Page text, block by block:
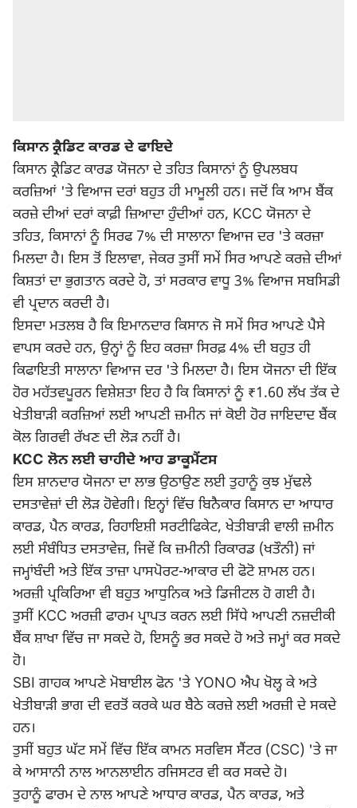
ਕਿਸਾਨ ਕ੍ਰੈਡਿਟ ਕਾਰਡ ਦੇ ਫਾਇਦੇ
ਕਿਸਾਨ ਕ੍ਰੈਡਿਟ ਕਾਰਡ ਯੋਜਨਾ ਦੇ ਤਹਿਤ ਕਿਸਾਨਾਂ ਨੂੰ ਉਪਲਬਧ
ਕਰਜ਼ਿਆਂ 'ਤੇ ਵਿਆਜ ਦਰਾਂ ਬਹੁਤ ਹੀ ਮਾਮੂਲੀ ਹਨ। ਜਦੋਂ ਕਿ ਆਮ ਬੈਂਕ
ਕਰਜ਼ੇ ਦੀਆਂ ਦਰਾਂ ਕਾਫ਼ੀ ਜ਼ਿਆਦਾ ਹੁੰਦੀਆਂ ਹਨ, KCC ਯੋਜਨਾ ਦੇ
ਤਹਿਤ, ਕਿਸਾਨਾਂ ਨੂੰ ਸਿਰਫ 7% ਦੀ ਸਾਲਾਨਾ ਵਿਆਜ ਦਰ 'ਤੇ ਕਰਜ਼ਾ
ਮਿਲਦਾ ਹੈ। ਇਸ ਤੋਂ ਇਲਾਵਾ, ਜੇਕਰ ਤੁਸੀਂ ਸਮੇਂ ਸਿਰ ਆਪਣੇ ਕਰਜ਼ੇ ਦੀਆਂ
ਕਿਸ਼ਤਾਂ ਦਾ ਭੁਗਤਾਨ ਕਰਦੇ ਹੋ, ਤਾਂ ਸਰਕਾਰ ਵਾਧੂ 3% ਵਿਆਜ ਸਬਸਿਡੀ
ਵੀ ਪ੍ਰਦਾਨ ਕਰਦੀ ਹੈ।
ਇਸਦਾ ਮਤਲਬ ਹੈ ਕਿ ਇਮਾਨਦਾਰ ਕਿਸਾਨ ਜੋ ਸਮੇਂ ਸਿਰ ਆਪਣੇ ਪੈਸੇ
ਵਾਪਸ ਕਰਦੇ ਹਨ, ਉਨ੍ਹਾਂ ਨੂੰ ਇਹ ਕਰਜ਼ਾ ਸਿਰਫ਼ 4% ਦੀ ਬਹੁਤ ਹੀ
ਕਿਫਾਇਤੀ ਸਾਲਾਨਾ ਵਿਆਜ ਦਰ 'ਤੇ ਮਿਲਦਾ ਹੈ। ਇਸ ਯੋਜਨਾ ਦੀ ਇੱਕ
ਹੋਰ ਮਹੱਤਵਪੂਰਨ ਵਿਸ਼ੇਸ਼ਤਾ ਇਹ ਹੈ ਕਿ ਕਿਸਾਨਾਂ ਨੂੰ ₹1.60 ਲੱਖ ਤੱਕ ਦੇ
ਖੇਤੀਬਾੜੀ ਕਰਜ਼ਿਆਂ ਲਈ ਆਪਣੀ ਜ਼ਮੀਨ ਜਾਂ ਕੋਈ ਹੋਰ ਜਾਇਦਾਦ ਬੈਂਕ
ਕੋਲ ਗਿਰਵੀ ਰੱਖਣ ਦੀ ਲੋੜ ਨਹੀਂ ਹੈ।
KCC ਲੋਨ ਲਈ ਚਾਹੀਦੇ ਆਹ ਡਾਕੂਮੈਂਟਸ
ਇਸ ਸ਼ਾਨਦਾਰ ਯੋਜਨਾ ਦਾ ਲਾਭ ਉਠਾਉਣ ਲਈ ਤੁਹਾਨੂੰ ਕੁਝ ਮੁੱਢਲੇ
ਦਸਤਾਵੇਜ਼ਾਂ ਦੀ ਲੋੜ ਹੋਵੇਗੀ। ਇਨ੍ਹਾਂ ਵਿੱਚ ਬਿਨੈਕਾਰ ਕਿਸਾਨ ਦਾ ਆਧਾਰ
ਕਾਰਡ, ਪੈਨ ਕਾਰਡ, ਰਿਹਾਇਸ਼ੀ ਸਰਟੀਫਿਕੇਟ, ਖੇਤੀਬਾੜੀ ਵਾਲੀ ਜ਼ਮੀਨ
ਲਈ ਸੰਬੰਧਿਤ ਦਸਤਾਵੇਜ਼, ਜਿਵੇਂ ਕਿ ਜ਼ਮੀਨੀ ਰਿਕਾਰਡ (ਖਤੌਨੀ) ਜਾਂ
ਜਮ੍ਹਾਂਬੰਦੀ ਅਤੇ ਇੱਕ ਤਾਜ਼ਾ ਪਾਸਪੋਰਟ-ਆਕਾਰ ਦੀ ਫੋਟੋ ਸ਼ਾਮਲ ਹਨ।
ਅਰਜ਼ੀ ਪ੍ਰਕਿਰਿਆ ਵੀ ਬਹੁਤ ਆਧੁਨਿਕ ਅਤੇ ਡਿਜੀਟਲ ਹੋ ਗਈ ਹੈ।
ਤੁਸੀਂ KCC ਅਰਜ਼ੀ ਫਾਰਮ ਪ੍ਰਾਪਤ ਕਰਨ ਲਈ ਸਿੱਧੇ ਆਪਣੀ ਨਜ਼ਦੀਕੀ
ਬੈਂਕ ਸ਼ਾਖਾ ਵਿੱਚ ਜਾ ਸਕਦੇ ਹੋ, ਇਸਨੂੰ ਭਰ ਸਕਦੇ ਹੋ ਅਤੇ ਜਮ੍ਹਾਂ ਕਰ ਸਕਦੇ
ਹੋ।
SBI ਗਾਹਕ ਆਪਣੇ ਮੋਬਾਈਲ ਫੋਨ 'ਤੇ YONO ਐਪ ਖੋਲ੍ਹ ਕੇ ਅਤੇ
ਖੇਤੀਬਾੜੀ ਭਾਗ ਦੀ ਵਰਤੋਂ ਕਰਕੇ ਘਰ ਬੈਠੇ ਕਰਜ਼ੇ ਲਈ ਅਰਜ਼ੀ ਦੇ ਸਕਦੇ
ਹਨ।
ਤੁਸੀਂ ਬਹੁਤ ਘੱਟ ਸਮੇਂ ਵਿੱਚ ਇੱਕ ਕਾਮਨ ਸਰਵਿਸ ਸੈਂਟਰ (CSC) 'ਤੇ ਜਾ
ਕੇ ਆਸਾਨੀ ਨਾਲ ਆਨਲਾਈਨ ਰਜਿਸਟਰ ਵੀ ਕਰ ਸਕਦੇ ਹੋ।
ਤੁਹਾਨੂੰ ਫਾਰਮ ਦੇ ਨਾਲ ਆਪਣੇ ਆਧਾਰ ਕਾਰਡ, ਪੈਨ ਕਾਰਡ, ਅਤੇ